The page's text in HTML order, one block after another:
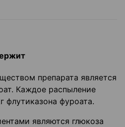
препарата является
Каждое распыление
флутиказона фуроата.
являются глюкоза